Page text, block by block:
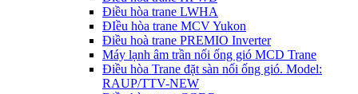
Điều hòa trane LWHA
ĐIều hòa trane MCV Yukon
Điều hoà trane PREMIO Inverter
Máy lạnh âm trần nối ống gió MCD Trane
Điều hòa Trane đặt sàn nối ống gió. Model:
RAUP/TTV-NEW